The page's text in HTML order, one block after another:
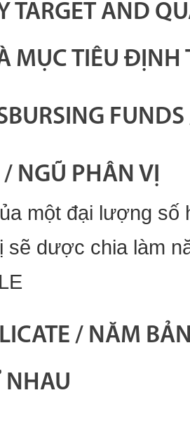
TARGET AND
MỤC TIÊU ĐỊNH
NGŨ PHÂN VỊ
một đại lượng
sẽ dược chia làm
/ NĂM
NHAU